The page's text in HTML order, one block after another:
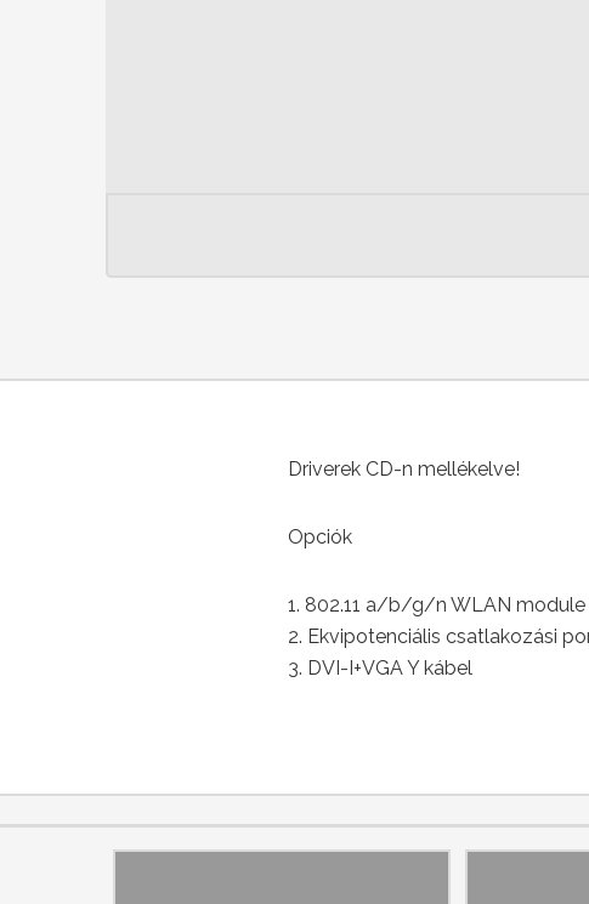
Driverek CD-n mellékelve!
Opciók
1. 802.11 a/b/g/n WLAN module
2. Ekvipotenciális csatlakozási
3. DVI-I+VGA Y kábel